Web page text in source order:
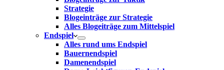
Strategie
Blogeinträge zur Strategie
Alles Blogeiträge zum Mittelspiel
Endspiel
Alles rund ums Endspiel
Bauernendspiel
Damenendspiel